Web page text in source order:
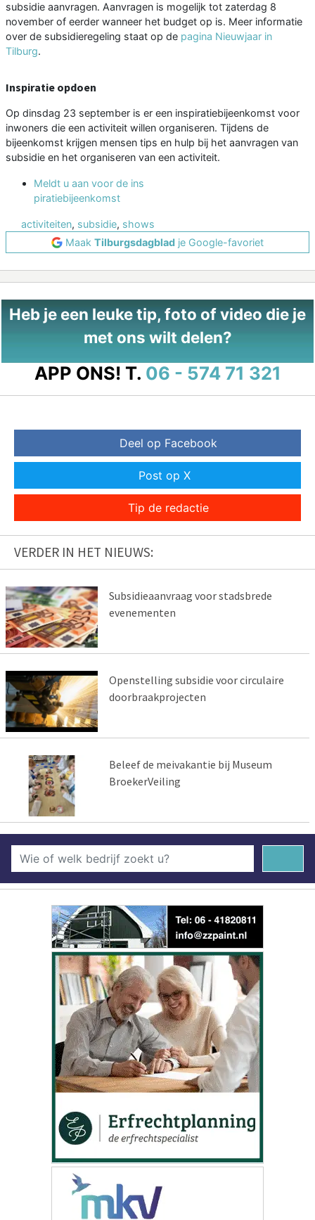
subsidie aanvragen. Aanvragen is mogelijk tot zaterdag 8
november of eerder wanneer het budget op is. Meer informatie
over de subsidieregeling staat op de pagina Nieuwjaar in
Tilburg.
Inspiratie opdoen
Op dinsdag 23 september is er een inspiratiebijeenkomst voor
inwoners die een activiteit willen organiseren. Tijdens de
bijeenkomst krijgen mensen tips en hulp bij het aanvragen van
subsidie en het organiseren van een activiteit.
Meldt u aan voor de ins
piratiebijeenkomst
activiteiten, subsidie, shows
Maak Tilburgsdagblad je Google-favoriet
Heb je een leuke tip, foto of video die je
met ons wilt delen?
APP ONS! T. 06 - 574 71 321
Deel op Facebook
Post op X
Tip de redactie
VERDER IN HET NIEUWS:
Subsidieaanvraag voor stadsbrede
evenementen
Openstelling subsidie voor circulaire
doorbraakprojecten
Beleef de meivakantie bij Museum
BroekerVeiling